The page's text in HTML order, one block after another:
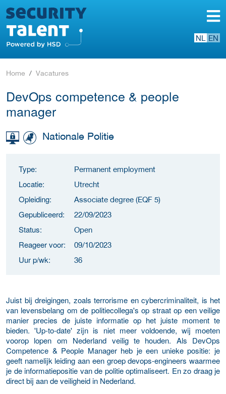
NL EN
Home Vacatures
DevOps competence & people
manager
Nationale Politie
Type: Permanent employment
Locatie: Utrecht
Opleiding: Associate degree (EQF 5)
Gepubliceerd: 22/09/2023
Status: Open
Reageer voor: 09/10/2023
Uur p/wk: 36
Juist bij dreigingen, zoals terrorisme en cybercriminaliteit, is het
van levensbelang om de politiecollega's op straat op een veilige
manier precies de juiste informatie op het juiste moment te
bieden. 'Up-to-date' zijn is niet meer voldoende, wij moeten
voorop lopen om Nederland veilig te houden. Als DevOps
Competence & People Manager heb je een unieke positie: je
geeft namelijk leiding aan een groep devops-engineers waarmee
je de informatiepositie van de politie optimaliseert. En zo draag je
direct bij aan de veiligheid in Nederland.